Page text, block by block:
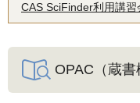
CAS SciFinder利用講
OPAC（蔵書